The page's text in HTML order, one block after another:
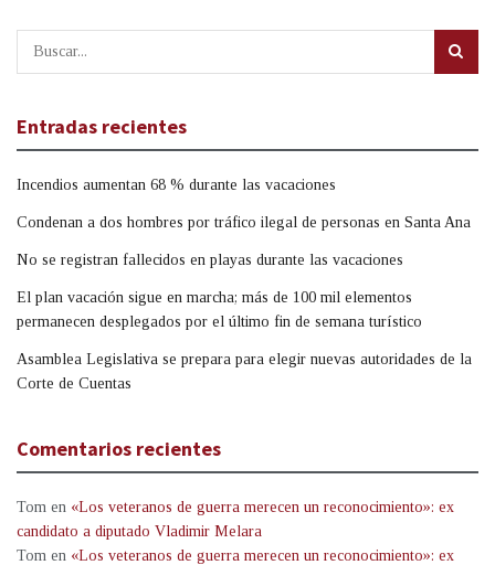
Entradas recientes
Incendios aumentan 68 % durante las vacaciones
Condenan a dos hombres por tráfico ilegal de personas en Santa Ana
No se registran fallecidos en playas durante las vacaciones
El plan vacación sigue en marcha; más de 100 mil elementos
permanecen desplegados por el último fin de semana turístico
Asamblea Legislativa se prepara para elegir nuevas autoridades de la
Corte de Cuentas
Comentarios recientes
Tom en «Los veteranos de guerra merecen un reconocimiento»: ex
candidato a diputado Vladimir Melara
Tom en «Los veteranos de guerra merecen un reconocimiento»: ex